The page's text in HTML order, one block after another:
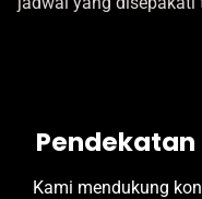
Pendekatan
Kami mendukung